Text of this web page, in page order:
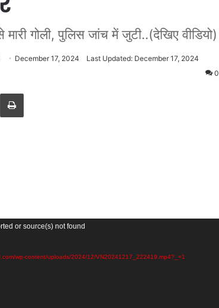
गोली, पुलिस जांच में जुटी..(देखिए वीडियो)
a
December 17, 2024
Last Updated: December 17, 2024
0
or source(s) not found
wp-content/uploads/2024/12/VN20241217_222419.mp4?_=1